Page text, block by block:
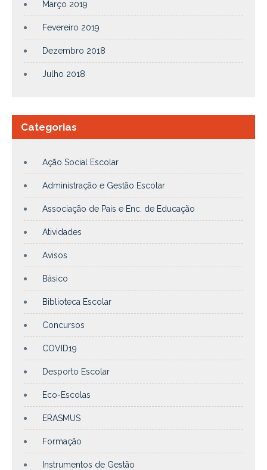
Março 2019
Fevereiro 2019
Dezembro 2018
Julho 2018
Categorias
Ação Social Escolar
Administração e Gestão Escolar
Associação de Pais e Enc. de Educação
Atividades
Avisos
Básico
Biblioteca Escolar
Concursos
COVID19
Desporto Escolar
Eco-Escolas
ERASMUS
Formação
Instrumentos de Gestão